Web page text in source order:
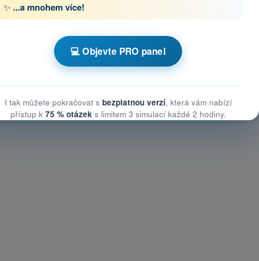
drony STS - specifická kategorie UAS
ke zmírnění rizik na zemi
ke zmírnění rizik na zemi
ke zmírnění rizik na zemi
✨ ...a mnohem více!
💻 Objevte PRO panel
I tak můžete pokračovat s bezplatnou verzí, která vám nabízí
přístup k 75 % otázeks limitem 3 simulací každé 2 hodiny.